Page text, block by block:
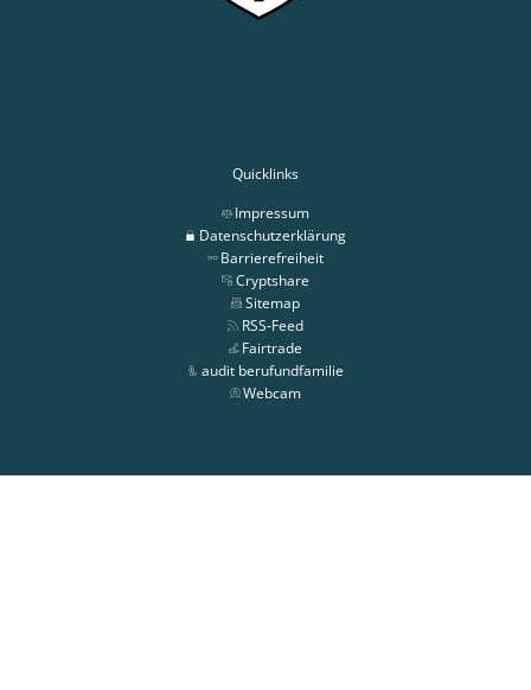
Quicklinks
Impressum
Datenschutzerklärung
Barrierefreiheit
Cryptshare
Sitemap
RSS-Feed
Fairtrade
audit berufundfamilie
Webcam